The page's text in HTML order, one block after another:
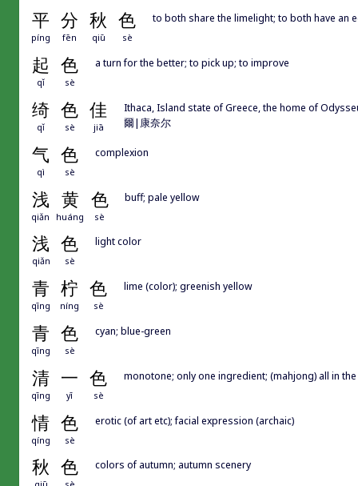
平 分 秋 色
píng fēn qiū sè
to both share the limelight; to both have an
起 色
qǐ sè
a turn for the better; to pick up; to improve
绮 色 佳
qǐ sè jiā
Ithaca, Island state of Greece, the home of
爾|康奈尔
气 色
qì sè
complexion
浅 黄 色
qiǎn huáng sè
buff; pale yellow
浅 色
qiǎn sè
light color
青 柠 色
qīng níng sè
lime (color); greenish yellow
青 色
qīng sè
cyan; blue-green
清 一 色
qīng yī sè
monotone; only one ingredient; (mahjong) all in
情 色
qíng sè
erotic (of art etc); facial expression (archaic)
秋 色 colors of autumn; autumn scenery